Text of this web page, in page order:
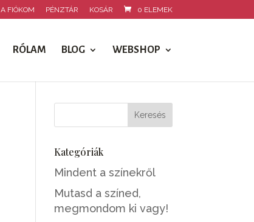
A FIÓKOM PÉNZTÁR KOSÁR 0 ELEMEK
RÓLAM BLOG WEBSHOP
Kategóriák
Mindent a színekről
Mutasd a színed,
megmondom ki vagy!